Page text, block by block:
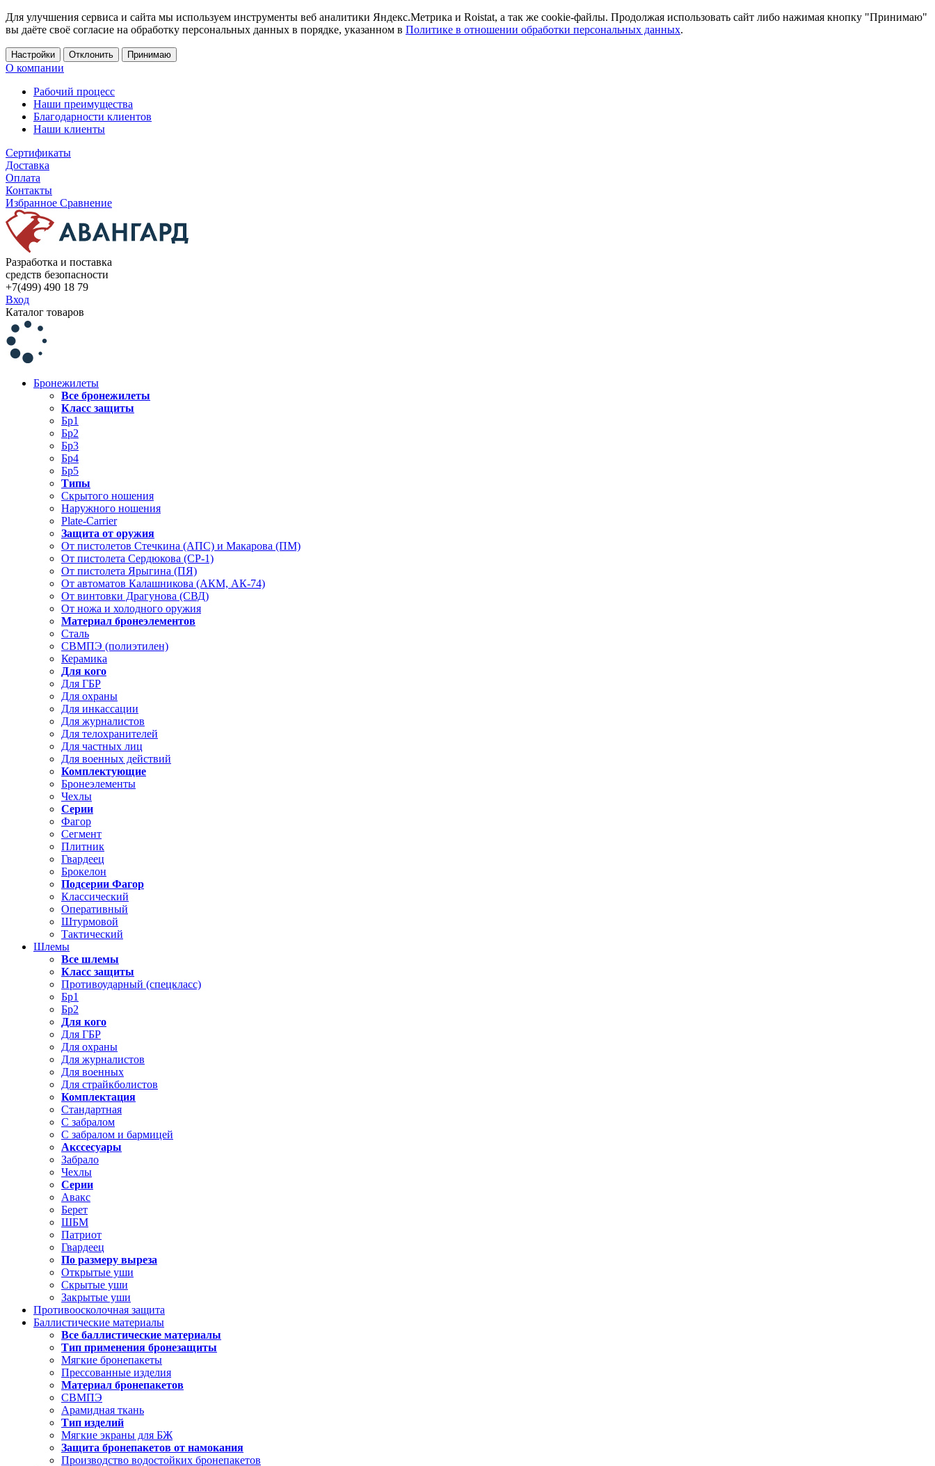
Для улучшения сервиса и сайта мы используем инструменты веб аналитики Яндекс.Метрика и Roistat, а так же cookie-файлы. Продолжая использовать сайт либо нажимая кнопку "Принимаю"
вы даёте своё согласие на обработку персональных данных в порядке, указанном в Политике в отношении обработки персональных данных.
Настройки Отклонить Принимаю
О компании
Рабочий процесс
Наши преимущества
Благодарности клиентов
Наши клиенты
Сертификаты
Доставка
Оплата
Контакты
Избранное Сравнение
Разработка и поставка
средств безопасности
+7(499) 490 18 79
Вход
Каталог товаров
Бронежилеты
Все бронежилеты
Класс защиты
Бр1
Бр2
Бр3
Бр4
Бр5
Типы
Скрытого ношения
Наружного ношения
Plate-Carrier
Защита от оружия
От пистолетов Стечкина (АПС) и Макарова (ПМ)
От пистолета Сердюкова (СР-1)
От пистолета Ярыгина (ПЯ)
От автоматов Калашникова (АКМ, АК-74)
От винтовки Драгунова (СВД)
От ножа и холодного оружия
Материал бронеэлементов
Сталь
СВМПЭ (полиэтилен)
Керамика
Для кого
Для ГБР
Для охраны
Для инкассации
Для журналистов
Для телохранителей
Для частных лиц
Для военных действий
Комплектующие
Бронеэлементы
Чехлы
Серии
Фагор
Сегмент
Плитник
Гвардеец
Брокелон
Подсерии Фагор
Классический
Оперативный
Штурмовой
Тактический
Шлемы
Все шлемы
Класс защиты
Противоударный (спецкласс)
Бр1
Бр2
Для кого
Для ГБР
Для охраны
Для журналистов
Для военных
Для страйкболистов
Комплектация
Стандартная
С забралом
С забралом и бармицей
Акссесуары
Забрало
Чехлы
Серии
Авакс
Берет
ШБМ
Патриот
Гвардеец
По размеру выреза
Открытые уши
Скрытые уши
Закрытые уши
Противоосколочная защита
Баллистические материалы
Все баллистические материалы
Тип применения бронезащиты
Мягкие бронепакеты
Прессованные изделия
Материал бронепакетов
СВМПЭ
Арамидная ткань
Тип изделий
Мягкие экраны для БЖ
Защита бронепакетов от намокания
Производство водостойких бронепакетов